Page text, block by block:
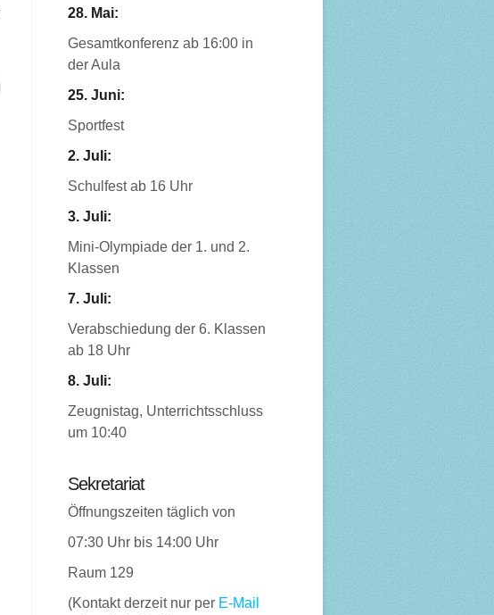
28. Mai:
Gesamtkonferenz ab 16:00 in
der Aula
25. Juni:
Sportfest
2. Juli:
Schulfest ab 16 Uhr
3. Juli:
Mini-Olympiade der 1. und 2.
Klassen
7. Juli:
Verabschiedung der 6. Klassen
ab 18 Uhr
8. Juli:
Zeugnistag, Unterrichtsschluss
um 10:40
Sekretariat
Öffnungszeiten täglich von
07:30 Uhr bis 14:00 Uhr
Raum 129
(Kontakt derzeit nur per E-Mail